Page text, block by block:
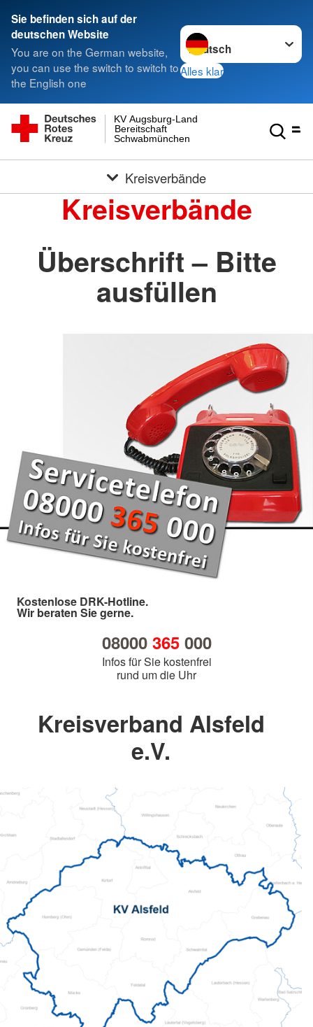
Sie befinden sich auf der
deutschen Website
You are on the German website,
you can use the switch to switch to
the English one
Sprache wechseln zu
Alles klar
Schwabmünchen
Bereitschaft
KV Augsburg-Land
Kreisverbände
Kreisverbände
Überschrift – Bitte
ausfüllen
Kostenlose DRK-Hotline.
Wir beraten Sie gerne.
08000 365000
Infos für Sie kostenfrei
rund um die Uhr
Kreisverband Alsfeld
e.V.